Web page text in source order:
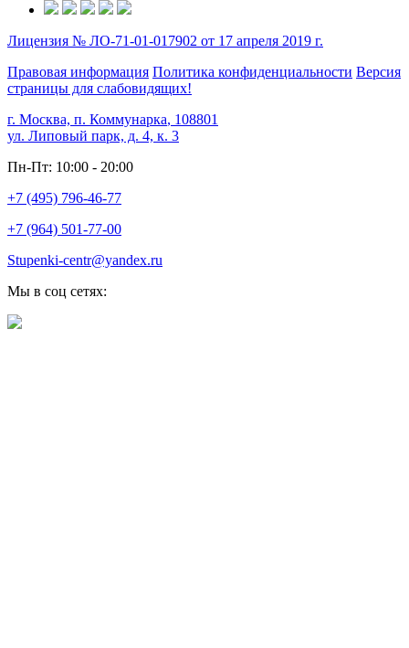
Лицензия № ЛО-71-01-017902 от 17 апреля 2019 г.
Правовая информация Политика конфиденциальности Версия
страницы для слабовидящих!
г. Москва, п. Коммунарка, 108801
ул. Липовый парк, д. 4, к. 3
Пн-Пт: 10:00 - 20:00
+7 (495) 796-46-77
+7 (964) 501-77-00
Stupenki-centr@yandex.ru
Мы в соц сетях: